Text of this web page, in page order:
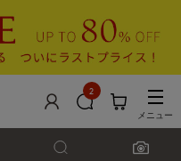
2
メニュー